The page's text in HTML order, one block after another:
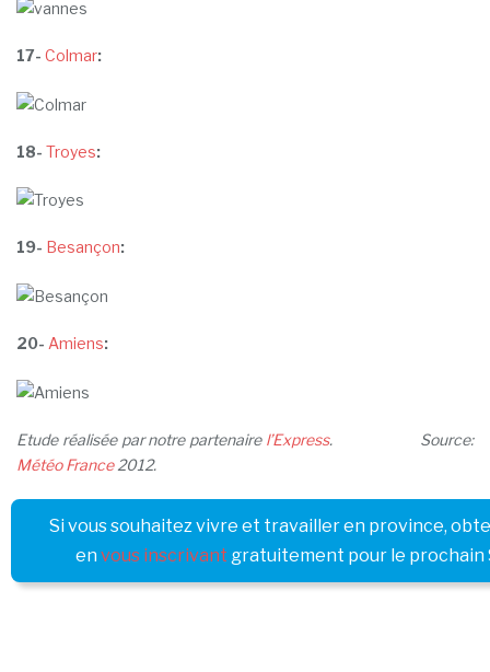
17- Colmar:
18- Troyes:
19- Besançon:
20- Amiens:
Etude réalisée par notre partenairel’Express. Source:
Météo France2012.
Si vous souhaitez vivre et travailler en province,
envous inscrivant gratuitement pour le prochain